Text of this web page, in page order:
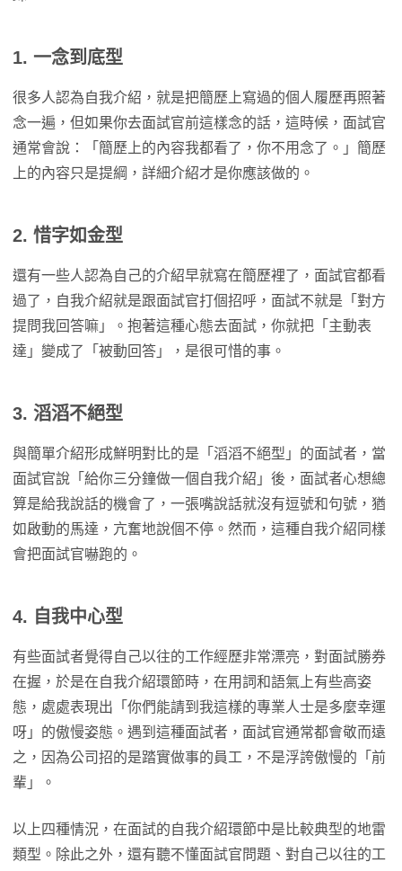
1. 一念到底型
很多人認為自我介紹，就是把簡歷上寫過的個人履歷再照著
念一遍，但如果你去面試官前這樣念的話，這時候，面試官
通常會說：「簡歷上的內容我都看了，你不用念了。」簡歷
上的內容只是提綱，詳細介紹才是你應該做的。
2. 惜字如金型
還有一些人認為自己的介紹早就寫在簡歷裡了，面試官都看
過了，自我介紹就是跟面試官打個招呼，面試不就是「對方
提問我回答嘛」。抱著這種心態去面試，你就把「主動表
達」變成了「被動回答」，是很可惜的事。
3. 滔滔不絕型
與簡單介紹形成鮮明對比的是「滔滔不絕型」的面試者，當
面試官說「給你三分鐘做一個自我介紹」後，面試者心想總
算是給我說話的機會了，一張嘴說話就沒有逗號和句號，猶
如啟動的馬達，亢奮地說個不停。然而，這種自我介紹同樣
會把面試官嚇跑的。
4. 自我中心型
有些面試者覺得自己以往的工作經歷非常漂亮，對面試勝券
在握，於是在自我介紹環節時，在用詞和語氣上有些高姿
態，處處表現出「你們能請到我這樣的專業人士是多麼幸運
呀」的傲慢姿態。遇到這種面試者，面試官通常都會敬而遠
之，因為公司招的是踏實做事的員工，不是浮誇傲慢的「前
輩」。
以上四種情況，在面試的自我介紹環節中是比較典型的地雷
類型。除此之外，還有聽不懂面試官問題、對自己以往的工